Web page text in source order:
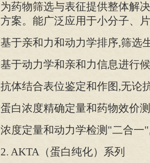
为药物筛选与表征提供整体解
方案。能广泛应用于小分子、
基于亲和力和动力学排序,筛选
基于动力学和亲和力信息进行
抗体结合表位鉴定和作图,无论
蛋白浓度精确定量和药物效价
浓度定量和动力学检测"二合一
2. AKTA （蛋白纯化）系列